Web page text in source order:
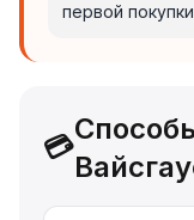
первой
💳